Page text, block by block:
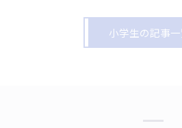
小学生の記事